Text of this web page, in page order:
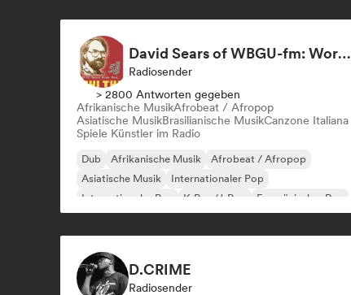
David Sears of WBGU-fm: World & Folk Music DJ
Radiosender
> 2800 Antworten gegeben
Afrikanische MusikAfrobeat / Afropop
Asiatische MusikBrasilianische MusikCanzone Italiana
Spiele Künstler im Radio
Dub Afrikanische Musik
Afrobeat / Afropop
Asiatische Musik
Internationaler Pop
Internationaler Rap
K-Pop/J-Pop Französischer Rap
D.CRIME
Radiosender